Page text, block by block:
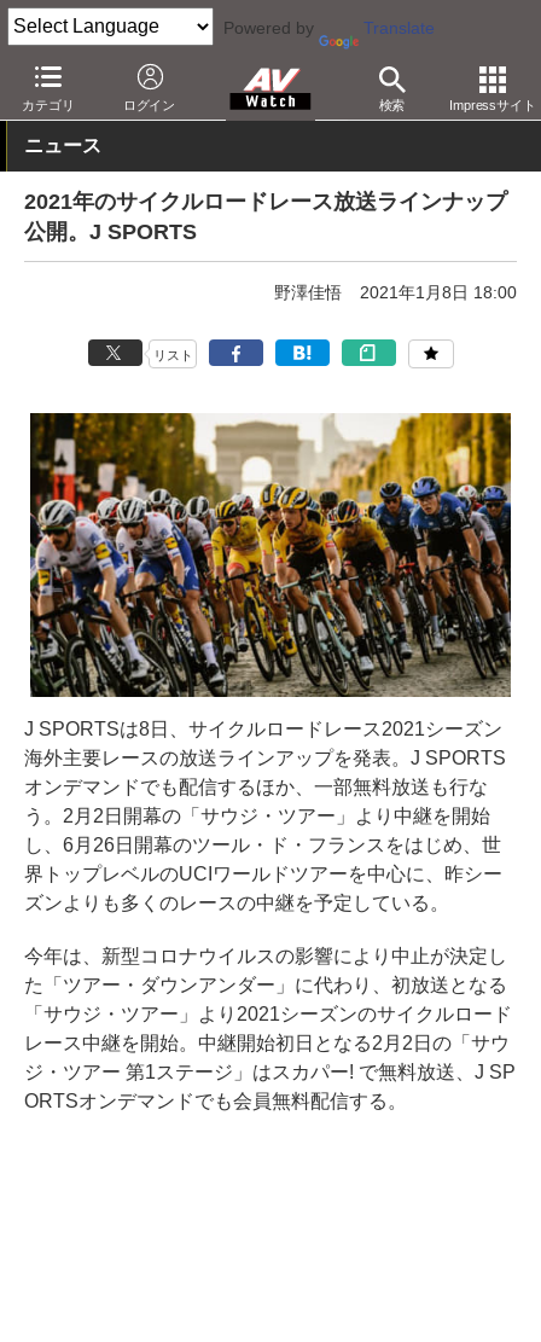
Powered by Translate
カテゴリ ログイン 検索 Impressサイト
AV Watch コンテンツ・サービス 放送
ニュース
2021年のサイクルロードレース放送ラインナップ
公開。J SPORTS
野澤佳悟 2021年1月8日 18:00
リスト
J SPORTSは8日、サイクルロードレース2021シーズン
海外主要レースの放送ラインアップを発表。J SPORTS
オンデマンドでも配信するほか、一部無料放送も行な
う。2月2日開幕の「サウジ・ツアー」より中継を開始
し、6月26日開幕のツール・ド・フランスをはじめ、世
界トップレベルのUCIワールドツアーを中心に、昨シー
ズンよりも多くのレースの中継を予定している。
今年は、新型コロナウイルスの影響により中止が決定し
た「ツアー・ダウンアンダー」に代わり、初放送となる
「サウジ・ツアー」より2021シーズンのサイクルロード
レース中継を開始。中継開始初日となる2月2日の「サウ
ジ・ツアー 第1ステージ」はスカパー! で無料放送、J SP
ORTSオンデマンドでも会員無料配信する。